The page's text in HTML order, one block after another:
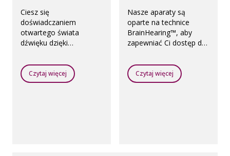
Ciesz się
doświadczaniem
otwartego świata
dźwięku dzięki
wyraźnych dźwięków
dochodzących ze
wszystkich kierunków,
Czytaj więcej
Nasze aparaty są
oparte na technice
BrainHearing™, aby
zapewniać Ci dostęp do
dźwiękowego – to
wspiera naturalny
sposób pracy mózgu.
Czytaj więcej